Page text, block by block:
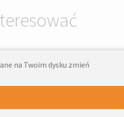
screen na
na Twoim dysku zmień